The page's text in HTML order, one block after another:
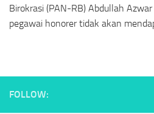
Birokrasi (PAN-RB) Abdullah
pegawai honorer tidak akan
FOLLOW: